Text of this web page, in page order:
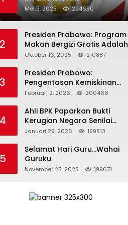
Mei 3, 2025 224690
2
Presiden Prabowo: Program
Makan Bergizi Gratis Adalah
Investasi untuk Masa Depan
Oktober 16, 2025 210887
3
Presiden Prabowo:
Pengentasan Kemiskinan
Butuh Persatuan dan
Bertanggung Jawab
Februari 2, 2026 200466
Ahli BPK Paparkan Bukti
Kerugian Negara Senilai
Rp285 Triliun dalam
Pertamina
Januari 29, 2026 199813
Selamat Hari Guru…Wahai
Guruku
November 25, 2025 199671